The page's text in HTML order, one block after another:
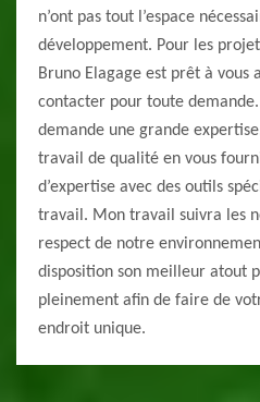
n’ont pas tout l’espace
développement. Pour les
Bruno Elagage est prêt à vous
contacter pour toute
demande une grande
travail de qualité en vous
d’expertise avec des outils
travail. Mon travail suivra les
respect de notre
disposition son meilleur atout
pleinement afin de faire de
endroit unique.